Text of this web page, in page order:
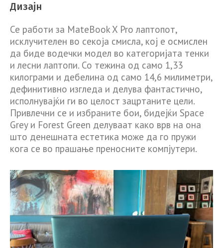
Дизајн
Се работи за MateBook X Pro лаптопот,
исклучителен во секоја смисла, кој е осмислен
да биде водечки модел во категоријата тенки
и лесни лаптопи. Со тежина од само 1,33
килограми и дебелина од само 14,6 милиметри,
дефинитивно изгледа и делува фантастично,
исполнувајќи ги во целост зацртаните цели.
Привлечни се и избраните бои, бидејќи Space
Grey и Forest Green делуваат како врв на она
што денешната естетика може да го пружи
кога се во прашање преносните компјутери.